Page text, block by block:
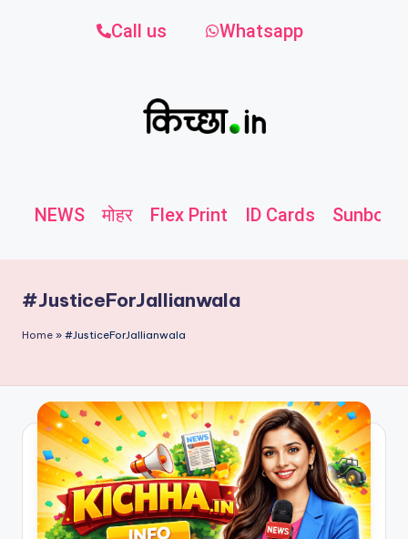
Call us Whatsapp
NEWS मोहर Flex Print ID Cards
#JusticeForJallianwala
Home » #JusticeForJallianwala